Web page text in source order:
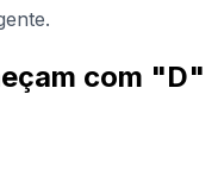
com "D"